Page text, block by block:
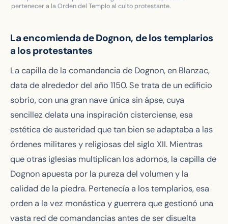
pertenecer a la Orden del Templo al culto protestante.
La encomienda de Dognon, de los templarios
a los protestantes
La capilla de la comandancia de Dognon, en Blanzac,
data de alrededor del año 1150. Se trata de un edificio
sobrio, con una gran nave única sin ápse, cuya
sencillez delata una inspiración cisterciense, esa
estética de austeridad que tan bien se adaptaba a las
órdenes militares y religiosas del siglo XII. Mientras
que otras iglesias multiplican los adornos, la capilla de
Dognon apuesta por la pureza del volumen y la
calidad de la piedra. Pertenecía a los templarios, esa
orden a la vez monástica y guerrera que gestionó una
vasta red de comandancias antes de ser disuelta